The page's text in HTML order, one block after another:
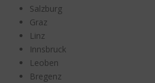
Salzburg
Graz
Linz
Innsbruck
Leoben
Bregenz